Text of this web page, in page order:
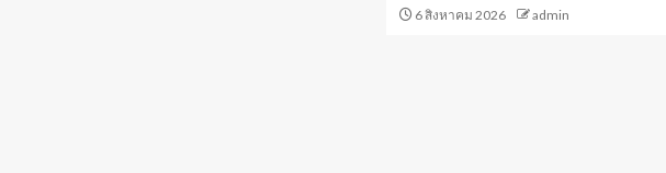
6 สิงหาคม 2026 admin